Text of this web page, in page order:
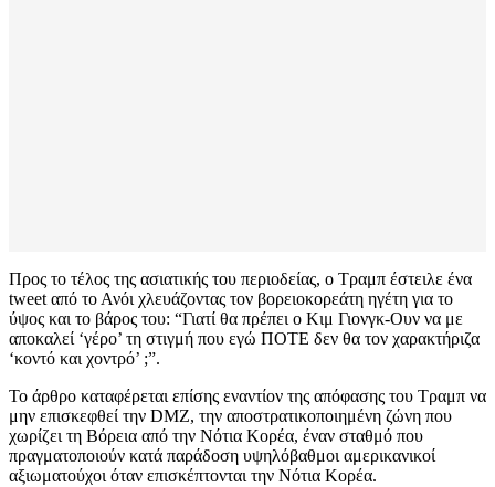
Προς το τέλος της ασιατικής του περιοδείας, ο Τραμπ έστειλε ένα
tweet από το Ανόι χλευάζοντας τον βορειοκορεάτη ηγέτη για το
ύψος και το βάρος του: “Γιατί θα πρέπει ο Κιμ Γιονγκ-Ουν να με
αποκαλεί ‘γέρο’ τη στιγμή που εγώ ΠΟΤΕ δεν θα τον χαρακτήριζα
‘κοντό και χοντρό’ ;”.
Το άρθρο καταφέρεται επίσης εναντίον της απόφασης του Τραμπ να
μην επισκεφθεί την DMZ, την αποστρατικοποιημένη ζώνη που
χωρίζει τη Βόρεια από την Νότια Κορέα, έναν σταθμό που
πραγματοποιούν κατά παράδοση υψηλόβαθμοι αμερικανικοί
αξιωματούχοι όταν επισκέπτονται την Νότια Κορέα.